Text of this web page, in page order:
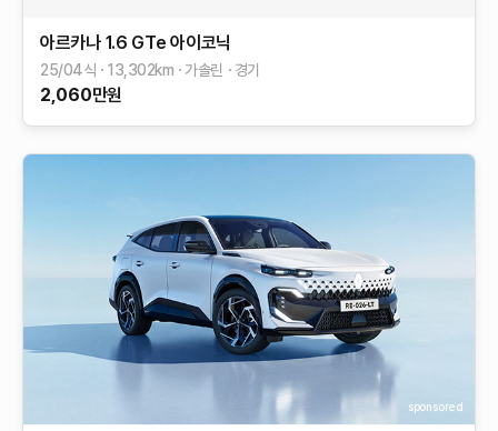
아르카나 1.6 GTe 아이코닉
25/04식 13,302km 가솔린 경기
2,060만원
sponsored